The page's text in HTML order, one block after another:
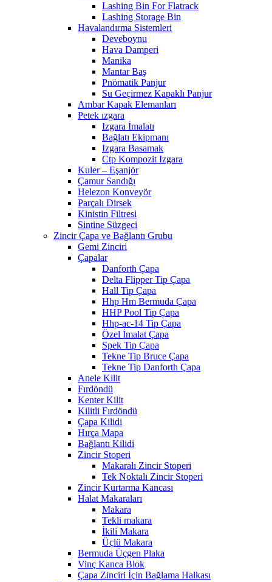
Lashing Bin For Flatrack
Lashing Storage Bin
Havalandırma Sistemleri
Deveboynu
Hava Damperi
Manika
Mantar Baş
Pnömatik Panjur
Su Geçirmez Kapaklı Panjur
Ambar Kapak Elemanları
Petek ızgara
Izgara İmalatı
Bağlatı Ekipmanı
Izgara Basamak
Ctp Kompozit Izgara
Kuler – Eşanjör
Çamur Sandığı
Helezon Konveyör
Parçalı Dirsek
Kinistin Filtresi
Sintine Süzgeci
Zincir Çapa ve Bağlantı Grubu
Gemi Zinciri
Çapalar
Danforth Çapa
Delta Flipper Tip Çapa
Hall Tip Çapa
Hhp Hm Bermuda Çapa
HHP Pool Tip Çapa
Hhp-ac-14 Tip Çapa
Özel İmalat Çapa
Spek Tip Çapa
Tekne Tip Bruce Çapa
Tekne Tip Danforth Çapa
Anele Kilit
Fırdöndü
Kenter Kilit
Kilitli Fırdöndü
Çapa Kilidi
Hırça Mapa
Bağlantı Kilidi
Zincir Stoperi
Makaralı Zincir Stoperi
Tek Noktalı Zincir Stoperi
Zincir Kurtarma Kancası
Halat Makaraları
Makara
Tekli makara
İkili Makara
Üçlü Makara
Bermuda Üçgen Plaka
Vinç Kanca Blok
Çapa Zinciri İçin Bağlama Halkası